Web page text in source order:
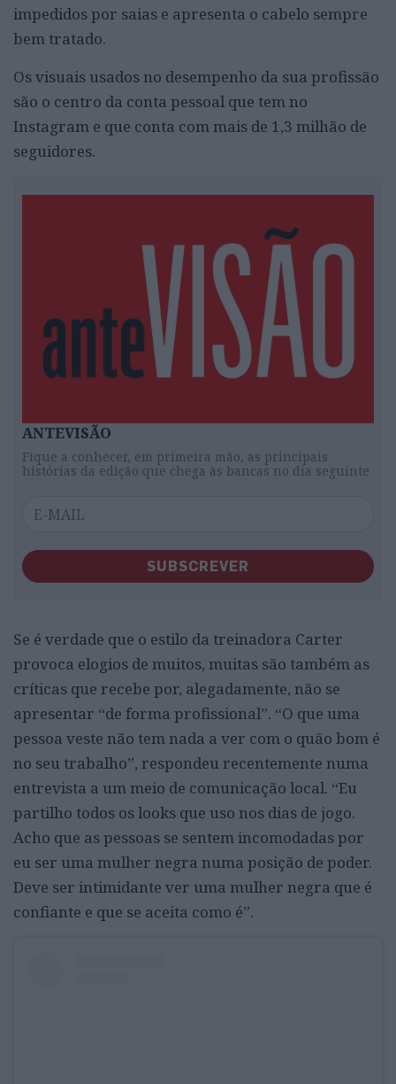
impedidos por saias e apresenta o cabelo sempre
bem tratado.
Os visuais usados no desempenho da sua profissão
são o centro da conta pessoal que tem no
Instagram e que conta com mais de 1,3 milhão de
seguidores.
ANTEVISÃO
Fique a conhecer, em primeira mão, as principais
histórias da edição que chega às bancas no dia seguinte
SUBSCREVER
Se é verdade que o estilo da treinadora Carter
provoca elogios de muitos, muitas são também as
críticas que recebe por, alegadamente, não se
apresentar “de forma profissional”. “O que uma
pessoa veste não tem nada a ver com o quão bom é
no seu trabalho”, respondeu recentemente numa
entrevista a um meio de comunicação local. “Eu
partilho todos os looks que uso nos dias de jogo.
Acho que as pessoas se sentem incomodadas por
eu ser uma mulher negra numa posição de poder.
Deve ser intimidante ver uma mulher negra que é
confiante e que se aceita como é”.